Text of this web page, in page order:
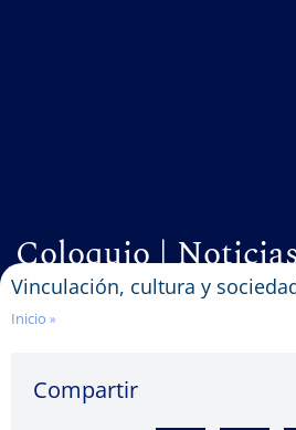
Coloquio|
Vinculación, cultura y
Inicio »
Compartir